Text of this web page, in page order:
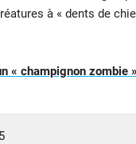
à « dents de
« champignon zombie